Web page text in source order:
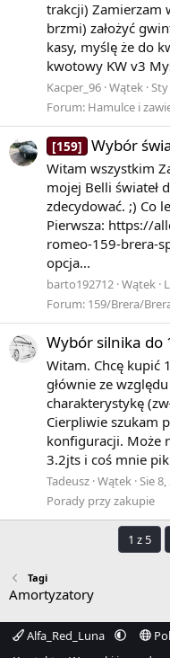
trakcji) Zamierzam
brzmi) założyć
kasy, myślę że do
kwotowy KW v3
Kacper_96 Wątek
Forum: Hamulce i
[159] Wybór
Witam wszystkim
mojej Belli świateł
zdecydować. ;) Co
Pierwsza: https://
romeo-159-brera-
opcja...
barto192712 Wątek
Forum: 159/Brera/
Wybór silnika do
Witam. Chcę kupić
głównie ze
charakterystykę
Cierpliwie szukam
konfiguracji. Może
3.2jts i coś mnie
Tadeusz Wątek Sie
Porady przy zakupie
1 z 5
Tagi
Amortyzatory
Alfa_Red_Luna